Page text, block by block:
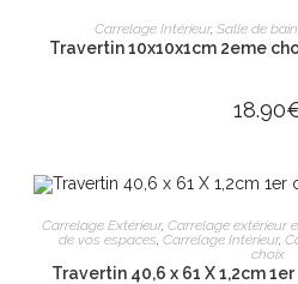
AJOUTER AU
Carrelage Intérieur, Salle de bain
Travertin 10x10x1cm 2eme
18.90
AJOUTER AU
Carrelage Extérieur, Carrelage extérieur
de vos espaces Carrelage Intérieur,
choix
Travertin 40,6 x 61 X 1,2cm